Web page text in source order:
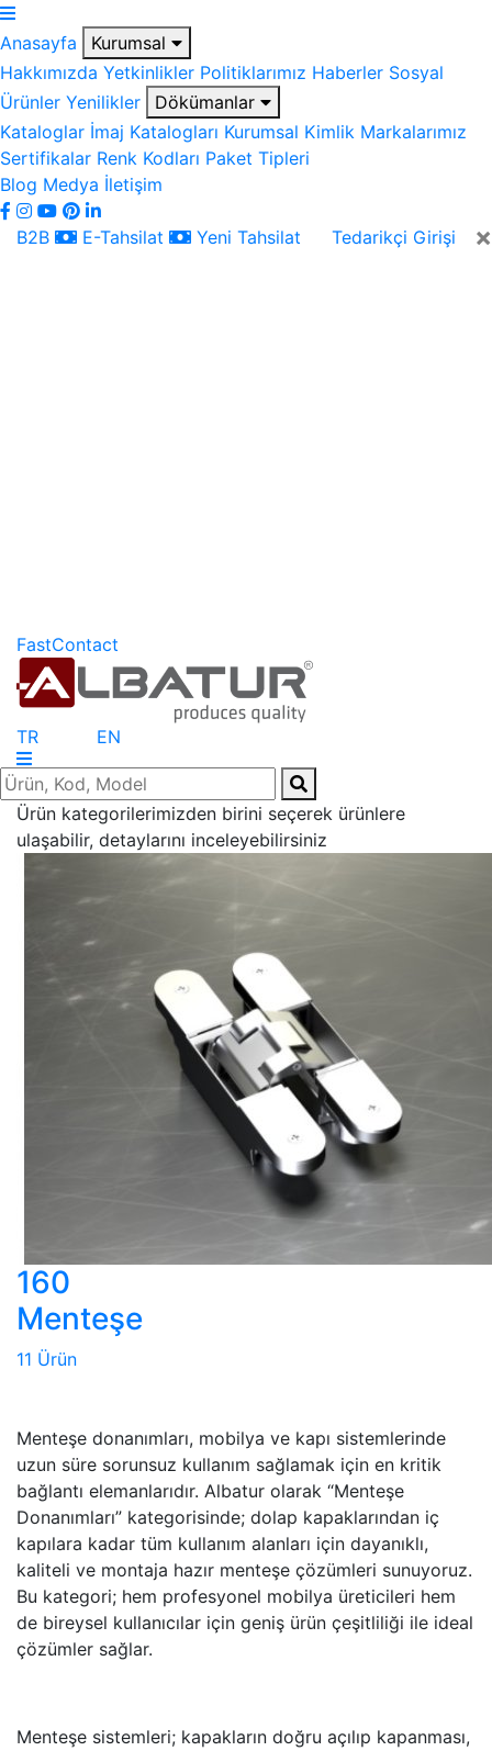
Anasayfa
Kurumsal
Hakkımızda Yetkinlikler Politiklarımız Haberler Sosyal
Ürünler Yenilikler
Dökümanlar
Kataloglar İmaj Katalogları Kurumsal Kimlik Markalarımız
Sertifikalar Renk Kodları Paket Tipleri
Blog Medya İletişim
×
B2B E-Tahsilat Yeni Tahsilat Tedarikçi Girişi
FastContact
TR EN
Ürün kategorilerimizden birini seçerek ürünlere
ulaşabilir, detaylarını inceleyebilirsiniz
160
Menteşe
11 Ürün
Menteşe donanımları, mobilya ve kapı sistemlerinde
uzun süre sorunsuz kullanım sağlamak için en kritik
bağlantı elemanlarıdır. Albatur olarak “Menteşe
Donanımları” kategorisinde; dolap kapaklarından iç
kapılara kadar tüm kullanım alanları için dayanıklı,
kaliteli ve montaja hazır menteşe çözümleri sunuyoruz.
Bu kategori; hem profesyonel mobilya üreticileri hem
de bireysel kullanıcılar için geniş ürün çeşitliliği ile ideal
çözümler sağlar.
Menteşe sistemleri; kapakların doğru açılıp kapanması,